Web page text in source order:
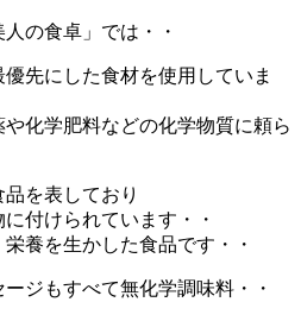
の食卓」では・・
先にした食材を使用していま
化学肥料などの化学物質に頼ら
を表しており
付けられています・・
養を生かした食品です・・
ジもすべて無化学調味料・・